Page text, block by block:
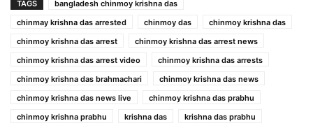
TAGS
bangladesh chinmoy krishna das
chinmay krishna das arrested
chinmoy das
chinmoy krishna das
chinmoy krishna das arrest
chinmoy krishna das arrest news
chinmoy krishna das arrest video
chinmoy krishna das arrests
chinmoy krishna das brahmachari
chinmoy krishna das news
chinmoy krishna das news live
chinmoy krishna das prabhu
chinmoy krishna prabhu
krishna das
krishna das prabhu